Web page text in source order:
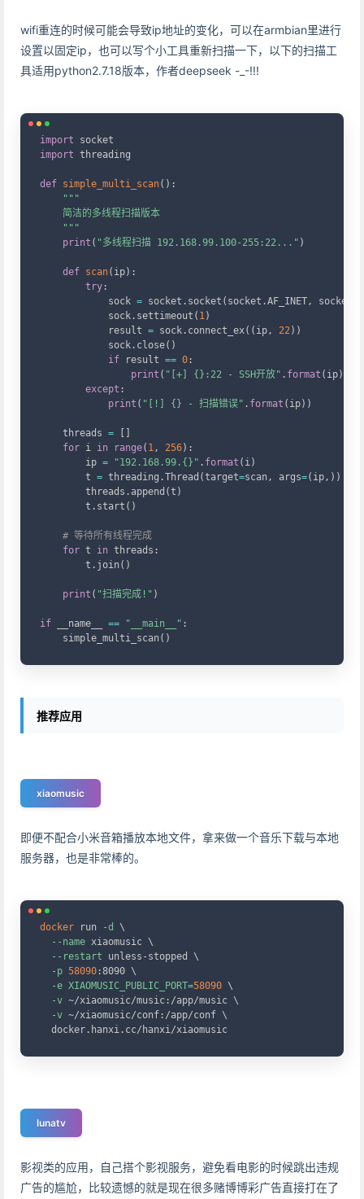
wifi重连的时候可能会导致ip地址的变化，可以在armbian里进行
设置以固定ip，也可以写个小工具重新扫描一下，以下的扫描工
具适用python2.7.18版本，作者deepseek -_-!!!
import
import threading
def simple_multi_scan( ) :
"""
    简洁的多线程扫描版本
    """
print ( "多线程扫描 192.168.99.100-255:22..." )
def scan( ip) :
try :
            sock
= socket . socket ( socket .AF_INET, socket
            sock
. settimeout ( 1)
            result
= sock . connect_ex( ( ip, 22) )
            sock
. close( )
if result == 0 :
print ( "[+] {}:22 - SSH开放" . format ( ip)
except :
print ( "[!] {} - 扫描错误" . format ( ip) )
    threads
=
for i in range( 1, 256) :
        ip
= "192.168.99.{}" . format ( i)
        t
= threading .Thread (target=scan, args=( ip, ) )
        threads
. append (t )
        t
. start ( )
# 等待所有线程完成
for t in threads :
        t
. join( )
print ( "扫描完成!" )
if __name__ == "__main__" :
    simple_multi_scan
( )
推荐应用
xiaomusic
即便不配合小米音箱播放本地文件，拿来做一个音乐下载与本地
服务器，也是非常棒的。
docker run -d
\
--name xiaomusic \
--restart unless-stopped \
-p 58090 :8090 \
-e XIAOMUSIC_PUBLIC_PORT=58090 \
-v ~/xiaomusic/music:/app/music \
-v ~/xiaomusic/conf:/app/conf \
  docker.hanxi.cc/hanxi/xiaomusic
lunatv
影视类的应用，自己搭个影视服务，避免看电影的时候跳出违规
广告的尴尬，比较遗憾的就是现在很多赌博博彩广告直接打在了